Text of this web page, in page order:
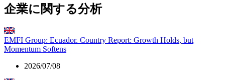
企業に関する分析
EMFI Group: Ecuador. Country Report: Growth Holds, but
Momentum Softens
2026/07/08